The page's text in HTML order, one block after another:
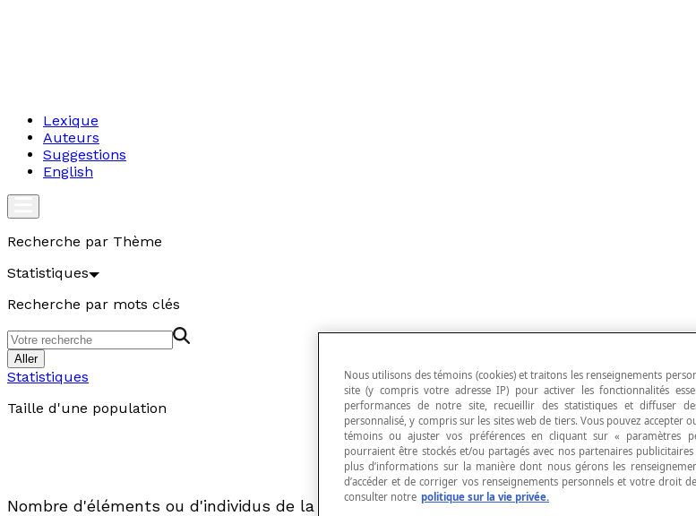
Lexique
Auteurs
Suggestions
English
Recherche par Thème
Statistiques
Recherche par mots clés
Aller
Statistiques
Taille d'une population
Nombre d'éléments ou d'individus de la populationqui fait l'objet d'une étude statistique.
Nous utilisons des témoins (cookies) et traitons les renseignements
site (y compris votre adresse IP) pour activer les fonctionnalités
performances de notre site, recueillir des statistiques et diffuser
personnalisé, y compris sur les sites web de tiers. Vous pouvez accepter
témoins ou ajuster vos préférences en cliquant sur « paramètres
pourraient être stockés et/ou partagés avec nos partenaires
plus d’informations sur la manière dont nous gérons les
d’accéder et de corriger vos renseignements personnels et votre droit
consulter notre politique sur la vie privée.